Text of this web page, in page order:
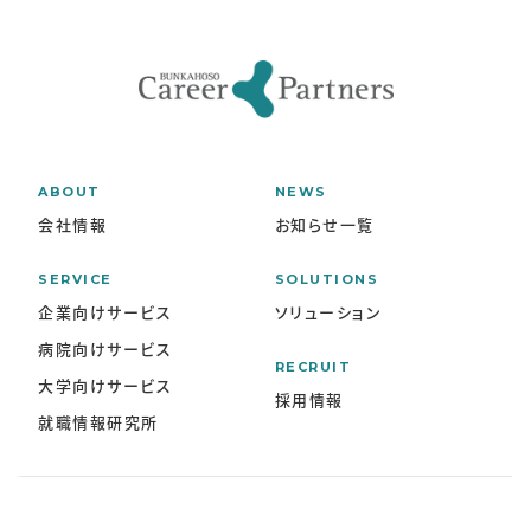
ABOUT
会社情報
SERVICE
企業向けサービス
病院向けサービス
大学向けサービス
就職情報研究所
NEWS
お知らせ一覧
SOLUTIONS
ソリューション
RECRUIT
採用情報